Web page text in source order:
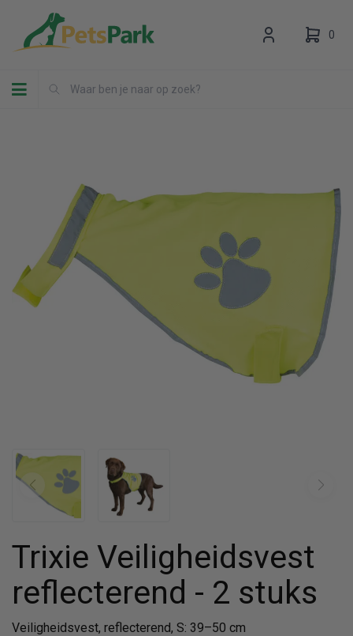
Toggle navigation
0
Uw winkelwagen is leeg.
Trixie Veiligheidsvest
reflecterend - 2 stuks
Veiligheidsvest, reflecterend, S: 39–50 cm